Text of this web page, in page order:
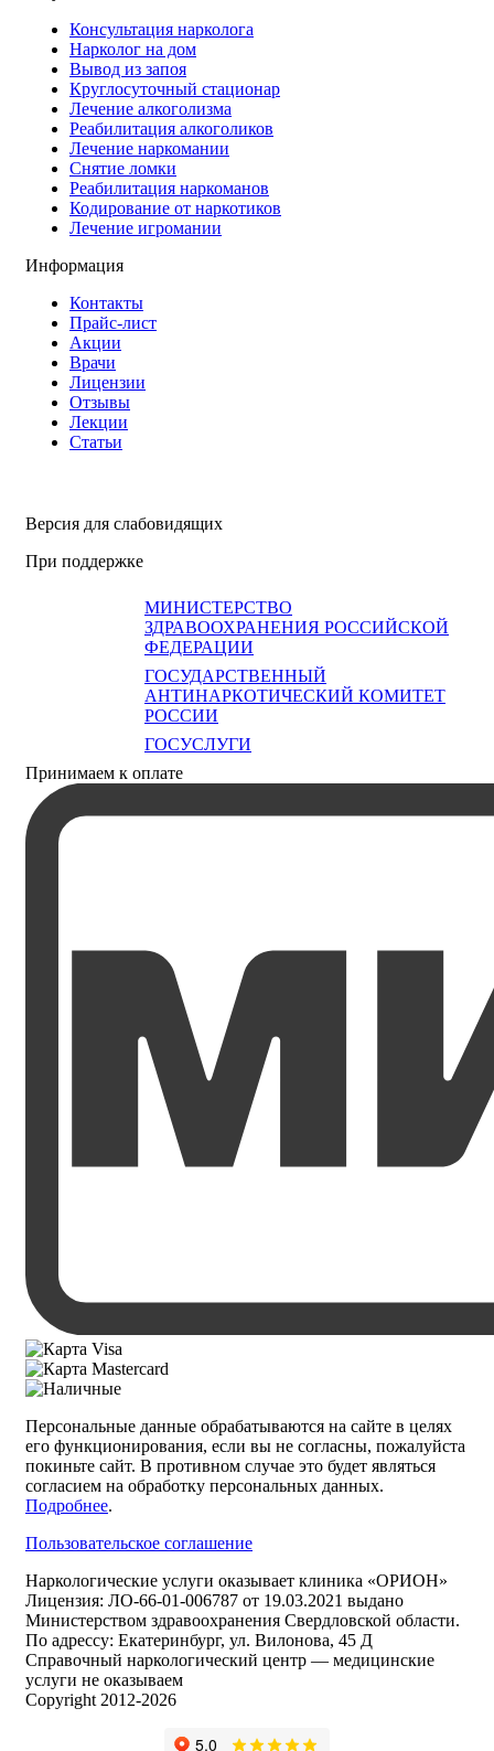
Консультация нарколога
Нарколог на дом
Вывод из запоя
Круглосуточный стационар
Лечение алкоголизма
Реабилитация алкоголиков
Лечение наркомании
Снятие ломки
Реабилитация наркоманов
Кодирование от наркотиков
Лечение игромании
Информация
Контакты
Прайс-лист
Акции
Врачи
Лицензии
Отзывы
Лекции
Статьи
Версия для слабовидящих
При поддержке
МИНИСТЕРСТВО
ЗДРАВООХРАНЕНИЯ РОССИЙСКОЙ
ФЕДЕРАЦИИ
ГОСУДАРСТВЕННЫЙ
АНТИНАРКОТИЧЕСКИЙ КОМИТЕТ
РОССИИ
ГОСУСЛУГИ
Принимаем к оплате
Персональные данные обрабатываются на сайте в целях
его функционирования, если вы не согласны, пожалуйста
покиньте сайт. В противном случае это будет являться
согласием на обработку персональных данных.
Подробнее.
Пользовательское соглашение
Наркологические услуги оказывает клиника «ОРИОН»
Лицензия: ЛО-66-01-006787 от 19.03.2021 выдано
Министерством здравоохранения Свердловской области.
По адрессу: Екатеринбург, ул. Вилонова, 45 Д
Справочный наркологический центр — медицинские
услуги не оказываем
Copyright 2012-2026